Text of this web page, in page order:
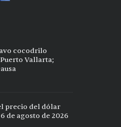
cocodrilo
Vallarta;
precio del dólar
de agosto de 2026